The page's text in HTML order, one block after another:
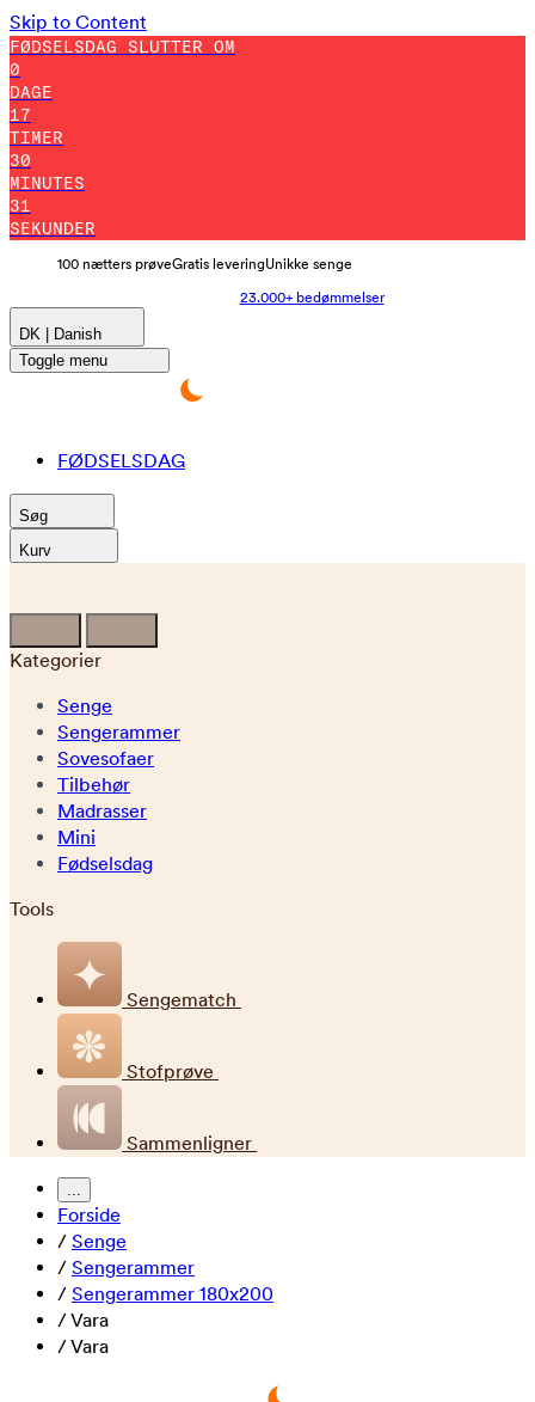
Skip to Content
FØDSELSDAG SLUTTER OM
0
DAGE
17
TIMER
30
MINUTES
21
SEKUNDER
100 nætters prøveGratis leveringUnikke senge
23.000+ bedømmelser
DK | Danish
Toggle menu
FØDSELSDAG
Søg
Kurv
Kategorier
Senge
Sengerammer
Sovesofaer
Tilbehør
Madrasser
Mini
Fødselsdag
Tools
Sengematch
Stofprøve
Sammenligner
...
Forside
/ Senge
/ Sengerammer
/ Sengerammer 180x200
/Vara
/Vara